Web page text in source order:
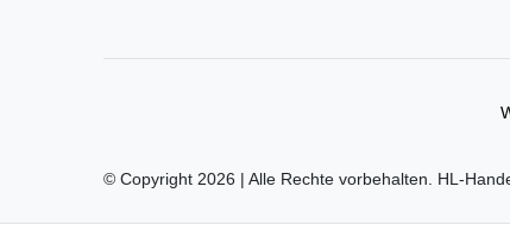
© Copyright 2026 | Alle Rechte vorbehalten. HL-